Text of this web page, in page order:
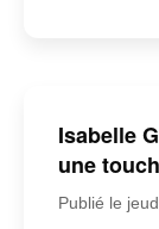
Isabelle
une
Publié le